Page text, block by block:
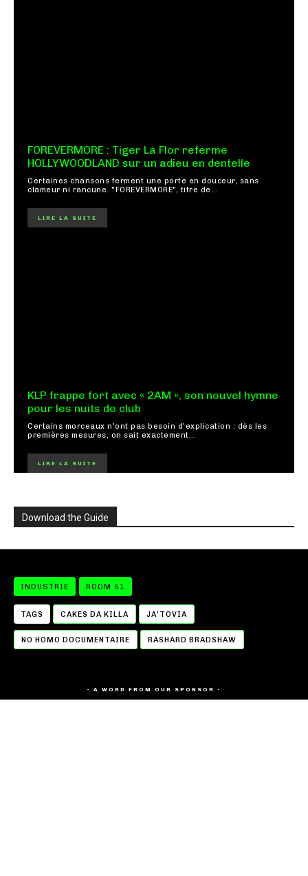
FOREVERMORE : Tiger La Flor referme
HOLLYWOODLAND sur un adieu en dentelle
Certaines chansons ferment une porte en douceur, sans
clameur ni rancune. "FOREVERMORE", titre de...
LIRE LA SUITE
KLP frappe fort avec « 2AM », son nouvel hymne
pour les nuits de club
Certains morceaux n'ont pas besoin d'explication : dès les
premières mesures, on sait exactement...
LIRE LA SUITE
Download the Guide
INDUSTRIE ROOM 51
TAGS CAKES DA KILLA JA’TOVIA
NO HOMO DOCUMENTAIRE RASHARD BRADSHAW
- A WORD FROM OUR SPONSOR -